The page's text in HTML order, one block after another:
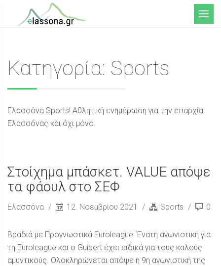
Μενού
Κατηγορία: Sports
Ελασσόνα Sports! Αθλητική ενημέρωση για την επαρχία
Ελασσόνας και όχι μόνο.
Στοίχημα μπάσκετ. VALUE απόψε
τα φάουλ στο ΣΕΦ
Ελασσόνα 12. Νοεμβρίου 2021 Sports 0
Βραδιά με Προγνωστικά Euroleague: Ένατη αγωνιστική για
τη Euroleague και ο Guibert έχει ειδικά για τους καλούς
αμυντικούς. Ολοκληρώνεται απόψε η 9η αγωνιστική της